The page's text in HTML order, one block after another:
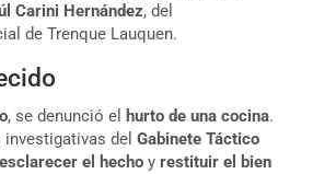
Carini Hernández, del
de Trenque Lauquen.
, se denunció el hurto de una cocina.
del Gabinete Táctico
esclarecer el hecho y restituir el bien